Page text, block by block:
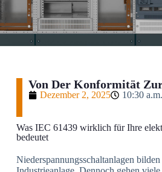
Von Der Konformität
Dezember 2, 2025 10:30 a.m.
Was IEC 61439 wirklich für Ihre
bedeutet
Niederspannungsschaltanlagen